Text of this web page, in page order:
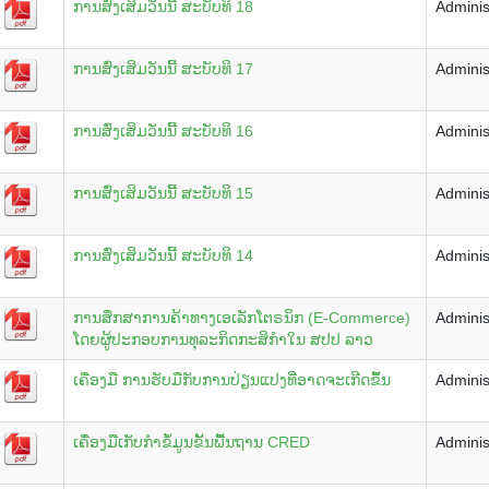
ການສົ່ງເສິມວັນນີ້ ສະບັບທິ 18
ການສົ່ງເສິມວັນນີ້ ສະບັບທິ 17
ການສົ່ງເສິມວັນນີ້ ສະບັບທິ 16
ການສົ່ງເສິມວັນນີ້ ສະບັບທິ 15
ການສົ່ງເສິມວັນນີ້ ສະບັບທິ 14
ການສຶກສາການຄ້າທາງເອເລັກໂຕຣນິກ (E-Commerce)
ໂດຍຜູ້ປະກອບການທຸລະກິດກະສິກໍາໃນ ສປປ ລາວ
ເຄື່ອງມື ການຮັບມືກັບການປ່ຽນແປງທີ່ອາດຈະເກີດຂຶ້ນ
ເຄື່ອງມືເກັບກໍາຂໍ້ມູນຂັ້ນພື້ນຖານ CRED